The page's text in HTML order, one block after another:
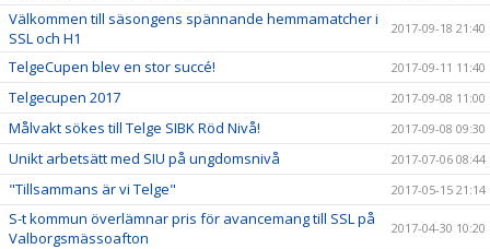
Välkommen till säsongens spännande hemmamatcher i
SSL och H1
2017-09-18 21:40
TelgeCupen blev en stor succé! 2017-09-11 11:40
Telgecupen 2017 2017-09-08 11:00
Målvakt sökes till Telge SIBK Röd Nivå! 2017-09-08 09:30
Unikt arbetsätt med SIU på ungdomsnivå 2017-07-06 08:44
"Tillsammans är vi Telge" 2017-05-15 21:14
S-t kommun överlämnar pris för avancemang till SSL på
Valborgsmässoafton
2017-04-30 10:20